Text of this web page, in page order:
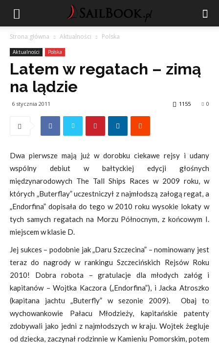
Strona główna Aktualności Polska
Aktualności Polska
Latem w regatach – zimą
na lądzie
6 stycznia 2011 0
1155
Dwa pierwsze mają już w dorobku ciekawe rejsy i udany
wspólny debiut w bałtyckiej edycji głośnych
międzynarodowych The Tall Ships Races w 2009 roku, w
których „Buterflay” uczestniczył z najmłodszą załogą regat, a
„Endorfina” dopisała do tego w 2010 roku wysokie lokaty w
tych samych regatach na Morzu Północnym, z końcowym I.
miejscem w klasie D.
Jej sukces – podobnie jak „Daru Szczecina” – nominowany jest
teraz do nagrody w rankingu Szczecińskich Rejsów Roku
2010! Dobra robota – gratulacje dla młodych załóg i
kapitanów – Wojtka Kaczora („Endorfina”), i Jacka Atroszko
(kapitana jachtu „Buterfly” w sezonie 2009). Obaj to
wychowankowie Pałacu Młodzieży, kapitańskie patenty
zdobywali jako jedni z najmłodszych w kraju. Wojtek żegluje
od dziecka, zaczynał rodzinnie w Kamieniu Pomorskim, potem